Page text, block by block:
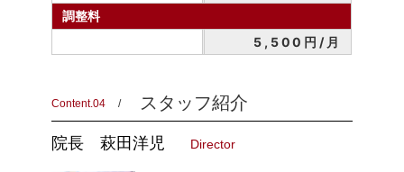
調整料
5,500円/月
Content.04 スタッフ紹介
院長 萩田洋児 Director